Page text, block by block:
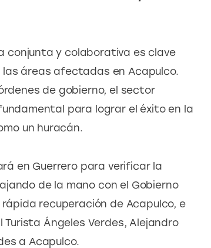
conjunta y colaborativa es clave
áreas afectadas en Acapulco.
de gobierno, el sector
para lograr el éxito en la
un huracán.
en Guerrero para verificar la
de la mano con el Gobierno
recuperación de Acapulco, e
Ángeles Verdes, Alejandro
a Acapulco.